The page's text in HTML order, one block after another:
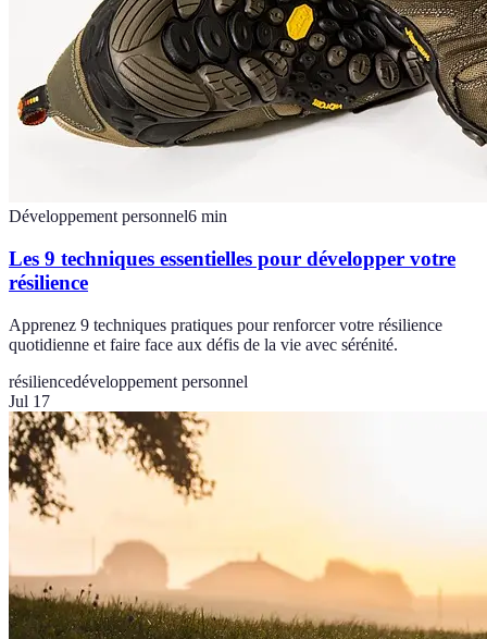
Développement personnel6 min
Les 9 techniques essentielles pour développer votre
résilience
Apprenez 9 techniques pratiques pour renforcer votre résilience
quotidienne et faire face aux défis de la vie avec sérénité.
résiliencedéveloppement personnel
Jul 17